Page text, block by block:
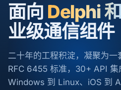
面向 Delphi
业级通信组件
二十年的工程积淀，凝聚为
RFC 6455 标准，30+ API 集
Windows 到 Linux、iOS 到